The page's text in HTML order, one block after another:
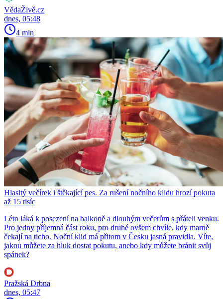
VědaŽivě.cz
dnes, 05:48
4 min
Hlasitý večírek i štěkající pes. Za rušení nočního klidu hrozí pokuta
až 15 tisíc
Léto láká k posezení na balkoně a dlouhým večerům s přáteli venku.
Pro jedny příjemná část roku, pro druhé ovšem chvíle, kdy marně
čekají na ticho. Noční klid má přitom v Česku jasná pravidla. Víte,
jakou můžete za hluk dostat pokutu, anebo kdy můžete bránit svůj
spánek?
Pražská Drbna
dnes, 05:47